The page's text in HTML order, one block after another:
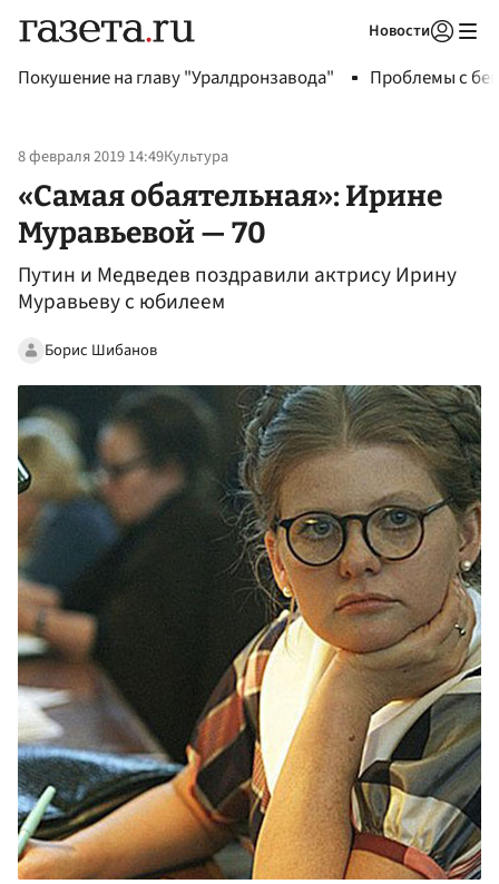
Новости
Покушение на главу "Уралдронзавода" Проблемы с
8 февраля 2019 14:49Культура
«Самая обаятельная»: Ирине
Муравьевой — 70
Путин и Медведев поздравили актрису Ирину
Муравьеву с юбилеем
Борис Шибанов